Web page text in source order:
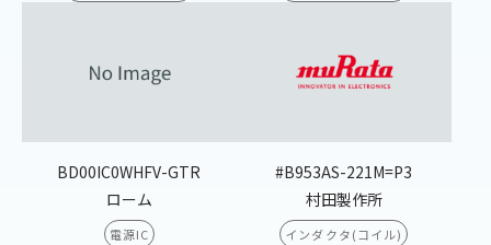
BD00IC0WHFV-GTR
ローム
電源IC
#B953AS-221M=P3
村田製作所
インダクタ(コイル)